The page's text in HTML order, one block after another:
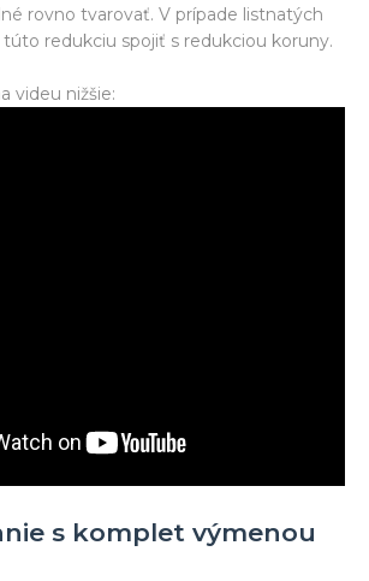
rovno tvarovať. V prípade listnatých
redukciu spojiť s redukciou koruny.
videu nižšie:
s komplet výmenou